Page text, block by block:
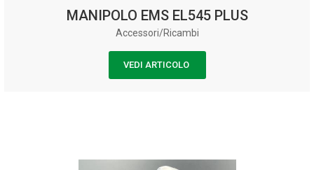
MANIPOLO EMS EL545 PLUS
Accessori/Ricambi
VEDI ARTICOLO